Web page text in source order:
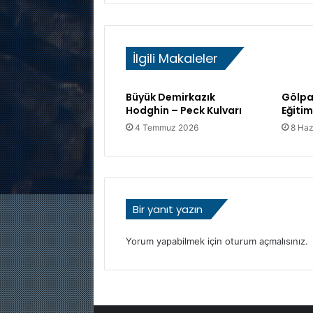
d
a
ı
a
y
e
İlgili Makaleler
Büyük Demirkazık
Hodghin – Peck Kulvarı
4 Temmuz 2026 8
Bir yanıt yazın
Yorum yapabilmek içinoturum açmalısınız.